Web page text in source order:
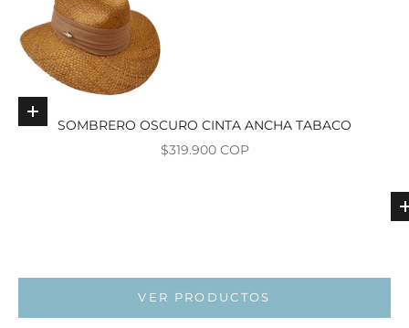
Ir al
Elige opciones
SOMBRERO OSCURO CINTA ANCHA TABACO
Precio de oferta
$319.900 COP
VER PRODUCTOS